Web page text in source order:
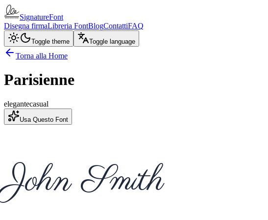
SignatureFont
Disegna firmaLibreria FontBlogContattiFAQ
Toggle theme Toggle language
Torna alla Home
Parisienne
elegantecasual
Usa Questo Font
John Smith